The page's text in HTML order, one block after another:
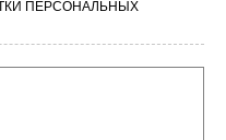
ПЕРСОНАЛЬНЫХ